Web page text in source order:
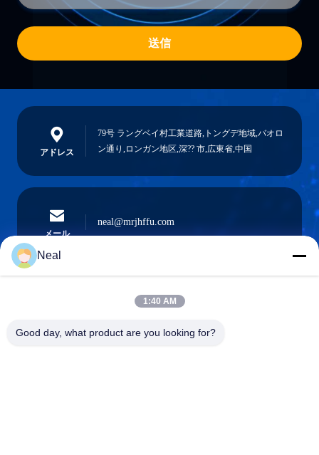
送信
アドレス
79号 ラングベイ村工業道路,トングデ地域,バオロ
ン通り,ロンガン地区,深?? 市,広東省,中国
メール
neal@mrjhffu.com
0086-18902486836
Neal
1:40 AM
Good day, what product are you looking for?